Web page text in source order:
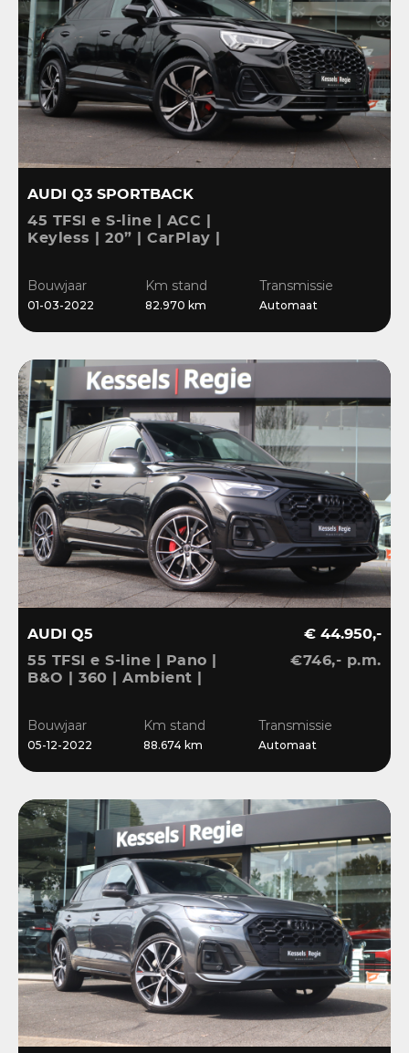
AUDI Q3 SPORTBACK
45 TFSI e S-line | ACC |
Keyless | 20” | CarPlay |
Bouwjaar
01-03-2022
Km stand
82.970 km
Transmissie
Automaat
AUDI Q5
55 TFSI e S-line | Pano |
B&O | 360 | Ambient |
€ 44.950,-
€746,- p.m.
Bouwjaar
05-12-2022
Km stand
88.674 km
Transmissie
Automaat